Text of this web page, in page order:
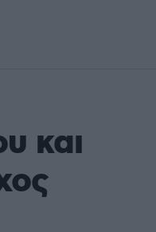
και